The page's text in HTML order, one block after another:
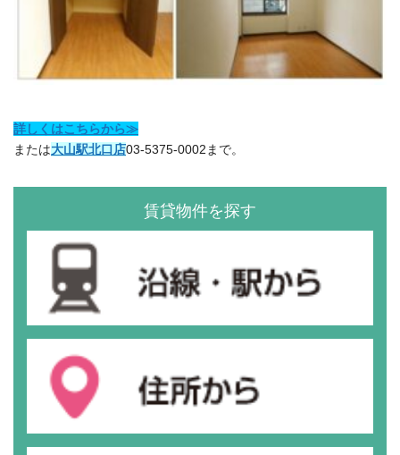
詳しくはこちらから≫
または大山駅北口店03-5375-0002まで。
賃貸物件を探す